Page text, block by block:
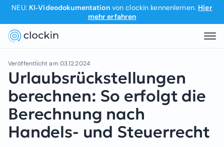
NEU: KI‑Videodokumentationvon clockin kennenlernen. Hier
mehr erfahren
Veröffentlicht am 03.12.2024
Urlaubsrückstellungen
berechnen: So erfolgt die
Berechnung nach
Handels- und Steuerrecht